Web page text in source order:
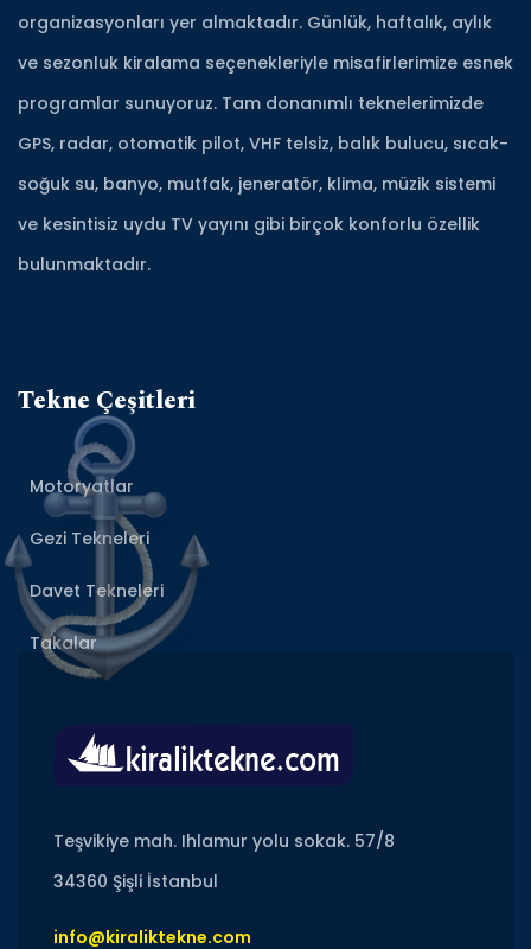
organizasyonları yer almaktadır. Günlük, haftalık, aylık
ve sezonluk kiralama seçenekleriyle misafirlerimize esnek
programlar sunuyoruz. Tam donanımlı teknelerimizde
GPS, radar, otomatik pilot, VHF telsiz, balık bulucu, sıcak-
soğuk su, banyo, mutfak, jeneratör, klima, müzik sistemi
ve kesintisiz uydu TV yayını gibi birçok konforlu özellik
bulunmaktadır.
Tekne Çeşitleri
Motoryatlar
Gezi Tekneleri
Davet Tekneleri
Takalar
Teşvikiye mah. Ihlamur yolu sokak. 57/8
34360 Şişli İstanbul
info@kiraliktekne.com